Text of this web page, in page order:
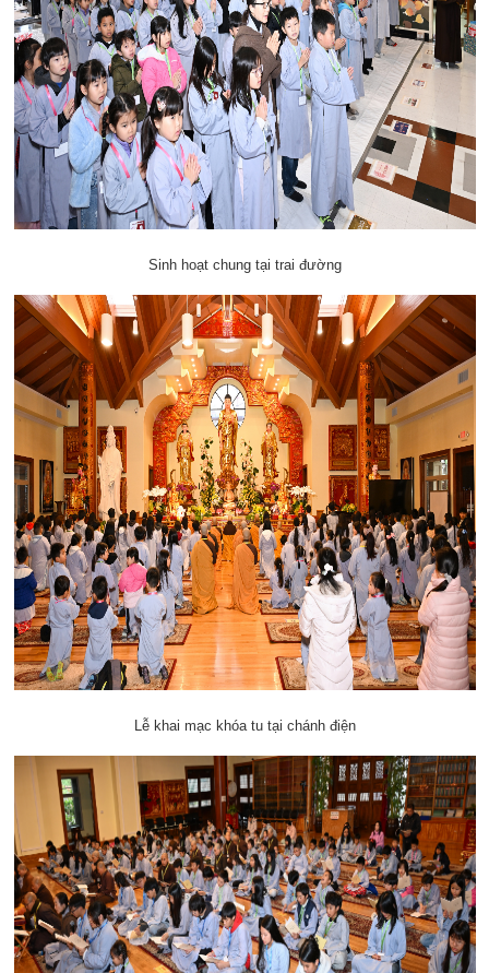
Sinh hoạt chung tại trai đường
Lễ khai mạc khóa tu tại chánh điện